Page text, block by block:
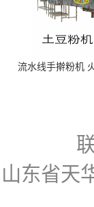
流水线手擀粉机
山东省天